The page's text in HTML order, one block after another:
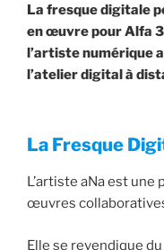
La fresque digitale
en œuvre pour Alfa
l’artiste numérique
l’atelier digital à
La Fresque
L’artiste aNa est
œuvres
Elle se revendique